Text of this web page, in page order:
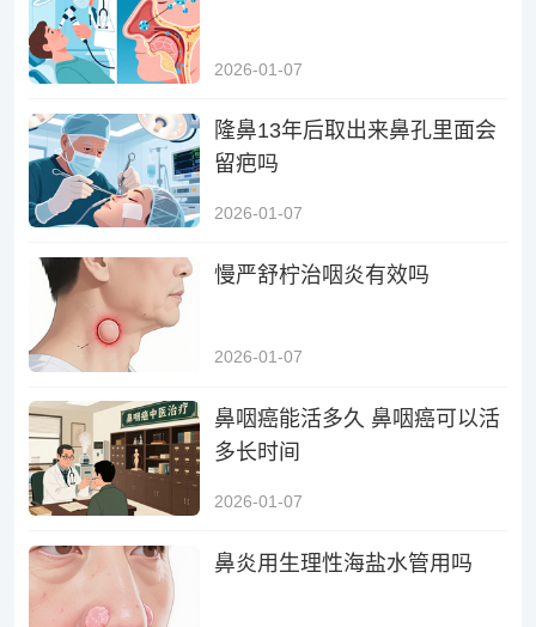
2026-01-07
隆鼻13年后取出来鼻孔里面会
留疤吗
2026-01-07
慢严舒柠治咽炎有效吗
2026-01-07
鼻咽癌能活多久 鼻咽癌可以活
多长时间
2026-01-07
鼻炎用生理性海盐水管用吗